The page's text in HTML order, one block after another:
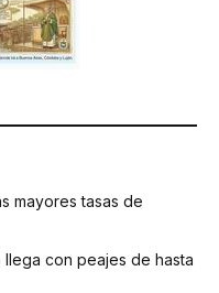
mayores tasas de
con peajes de hasta